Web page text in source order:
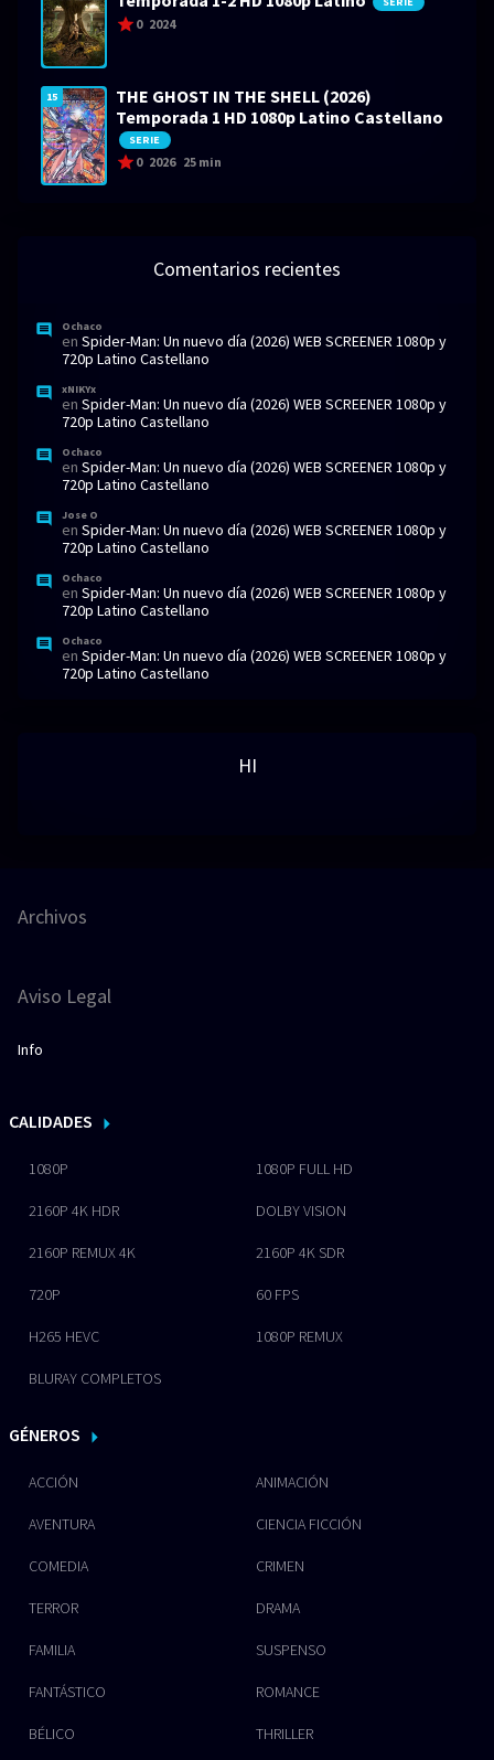
0 2024
15
THE GHOST IN THE SHELL (2026)
Temporada 1 HD 1080p Latino Castellano
SERIE
0 2026 25 min
Comentarios recientes
Ochaco
en Spider-Man: Un nuevo día (2026) WEB SCREENER 1080p y
720p Latino Castellano
xNIKYx
en Spider-Man: Un nuevo día (2026) WEB SCREENER 1080p y
720p Latino Castellano
Ochaco
en Spider-Man: Un nuevo día (2026) WEB SCREENER 1080p y
720p Latino Castellano
Jose O
en Spider-Man: Un nuevo día (2026) WEB SCREENER 1080p y
720p Latino Castellano
Ochaco
en Spider-Man: Un nuevo día (2026) WEB SCREENER 1080p y
720p Latino Castellano
Ochaco
en Spider-Man: Un nuevo día (2026) WEB SCREENER 1080p y
720p Latino Castellano
HI
Archivos
Aviso Legal
Info
CALIDADES
1080P 1080P FULL HD
2160P 4K HDR DOLBY VISION
2160P REMUX 4K 2160P 4K SDR
720P 60 FPS
H265 HEVC 1080P REMUX
BLURAY COMPLETOS
GÉNEROS
ACCIÓN ANIMACIÓN
AVENTURA CIENCIA FICCIÓN
COMEDIA CRIMEN
TERROR DRAMA
FAMILIA SUSPENSO
FANTÁSTICO ROMANCE
BÉLICO THRILLER